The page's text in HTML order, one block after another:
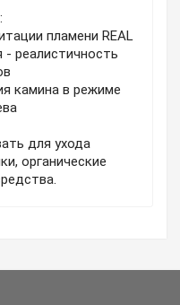
пламени REAL
- реалистичность
камина в режиме
для ухода
органические